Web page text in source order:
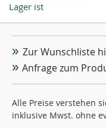
Lager ist
Zur Wunschliste
Anfrage zum
Alle Preise verstehen
inklusive Mwst. ohne